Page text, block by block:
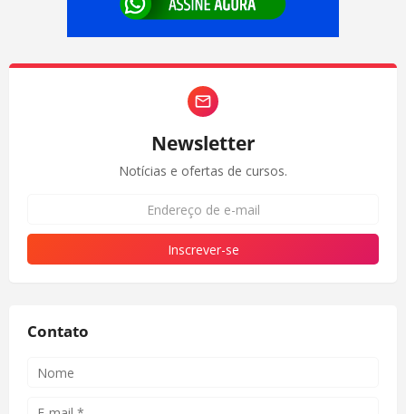
Newsletter
Notícias e ofertas de cursos.
Contato